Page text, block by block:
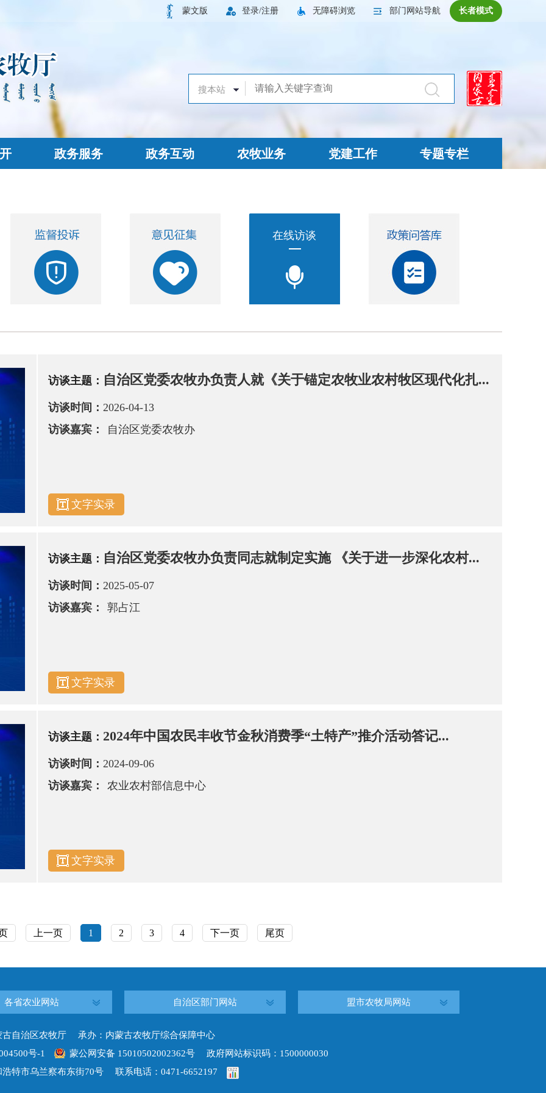
长者模式
部门网站导航
无障碍浏览
登录/注册
蒙文版
政务服务 政务互动 农牧业务 党建工作 专题专栏
在线访谈
访谈主题： 自治区党委农牧办负责人就《关于锚定农牧业农村牧区现代化扎...
访谈时间： 2026-04-13
访谈嘉宾：
自治区党委农牧办
文字实录
访谈主题： 自治区党委农牧办负责同志就制定实施 《关于进一步深化农村...
访谈时间： 2025-05-07
访谈嘉宾：
郭占江
文字实录
访谈主题： 2024年中国农民丰收节金秋消费季“土特产”推介活动答记...
访谈时间： 2024-09-06
访谈嘉宾：
农业农村部信息中心
文字实录
上一页 1 2 3 4 下一页 尾页
各省农业网站 自治区部门网站 盟市农牧局网站
古自治区农牧厅 承办：内蒙古农牧厅综合保障中心
号-1
蒙公网安备 15010502002362号 政府网站标识码：1500000030
浩特市乌兰察布东街70号 联系电话：0471-6652197